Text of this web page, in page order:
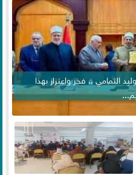
التمامي .. فخر واعتزاز بهذا